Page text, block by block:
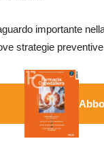
importante
strategie